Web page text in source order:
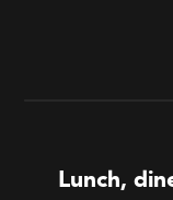
Lunch,